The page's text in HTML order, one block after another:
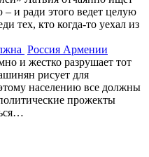
и ради этого ведет целую
тех, кто когда-то уехал из
Россия Армении
и жестко разрушает тот
рисует для
населению все должны
прожекты